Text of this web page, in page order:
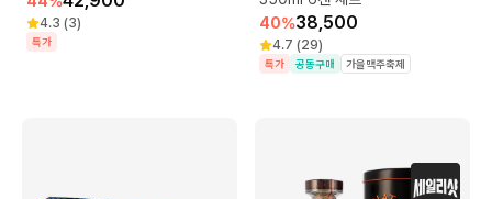
4.3 (3)
특가
40%38,500
4.7 (29)
특가 공동구매 가을맥주축제